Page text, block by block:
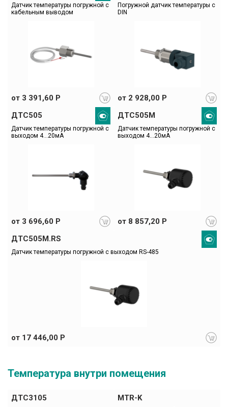
Датчик температуры погружной с
кабельным выводом
от 3 391,60 Р
Погружной датчик температуры с
DIN
от 2 928,00 Р
ДТС505
Датчик температуры погружной с
выходом 4...20мА
от 3 696,60 Р
ДТС505М
Датчик температуры погружной с
выходом 4...20мА
от 8 857,20 Р
ДТС505М.RS
Датчик температуры погружной с выходом RS-485
от 17 446,00 Р
Температура внутри помещения
ДТС3105 MTR-K